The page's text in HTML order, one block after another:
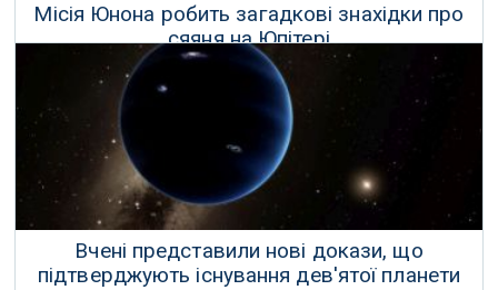
Місія Юнона робить загадкові знахідки про
сяяня на Юпітері
13 Вересня 2017 р.
Вчені представили нові докази, що
підтверджують існування дев'ятої планети